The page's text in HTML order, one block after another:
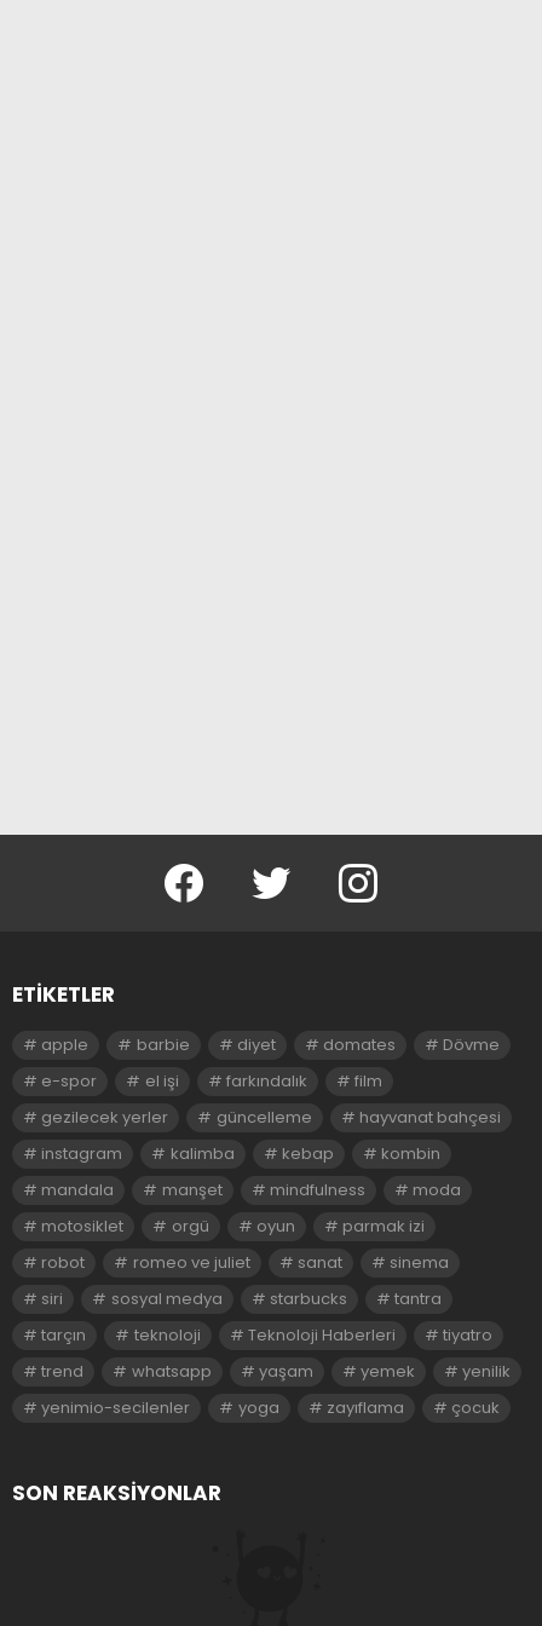
facebook twitter instagram
ETIKETLER
apple barbie diyet domates
Dövme
e-spor
el işi farkındalık
film
gezilecek yerler
güncelleme
hayvanat bahçesi
instagram
kalimba kebap
kombin
mandala
manşet mindfulness
moda
motosiklet
orgü oyun
parmak izi
robot
romeo ve juliet sanat
sinema
siri
sosyal medya starbucks
tantra
tarçın
teknoloji Teknoloji Haberleri
tiyatro
trend
whatsapp yaşam yemek
yenilik
yenimio-secilenler
yoga zayıflama çocuk
SON REAKSIYONLAR